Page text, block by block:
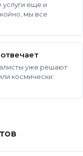
услуги еще и
мы все
уже решают
космически